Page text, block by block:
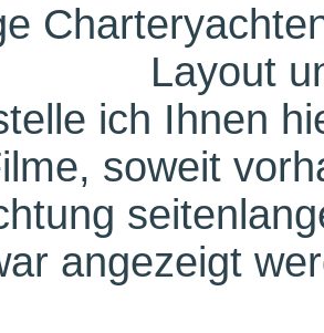
Layout
ich Ihnen
soweit
angezeigt